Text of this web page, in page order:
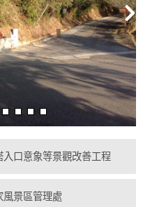
口意象等景觀改善工程
風景區管理處